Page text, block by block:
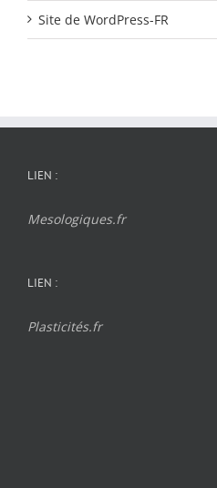
Site de WordPress-FR
LIEN :
Mesologiques.fr
LIEN :
Plasticités.fr